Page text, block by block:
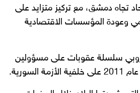
تجاه دمشق، مع تركيز متزايد على
وعودة المؤسسات الاقتصادية
سلسلة عقوبات على مسؤولين